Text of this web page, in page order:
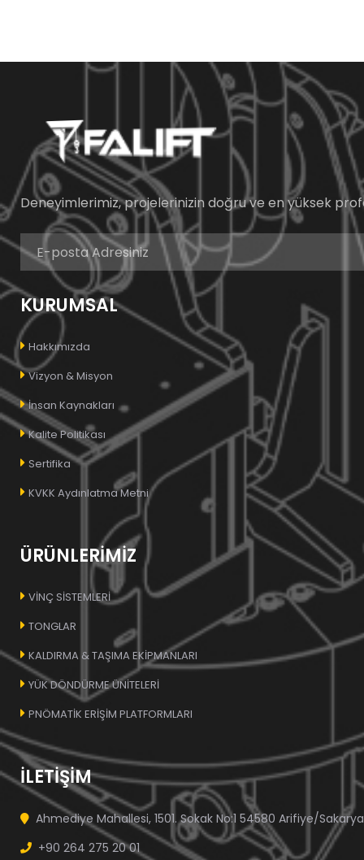
Deneyimlerimiz, projelerinizin doğru ve en yüksek
KURUMSAL
Hakkımızda
Vizyon & Misyon
İnsan Kaynakları
Kalite Politikası
Sertifika
KVKK Aydınlatma Metni
ÜRÜNLERİMİZ
VİNÇ SİSTEMLERİ
TONGLAR
KALDIRMA & TAŞIMA EKİPMANLARI
YÜK DÖNDÜRME ÜNİTELERİ
PNÖMATİK ERİŞİM PLATFORMLARI
İLETİŞİM
Ahmediye Mahallesi, 1501. Sokak No:1 54580 Arifiye/Sakarya
+90 264 275 20 01